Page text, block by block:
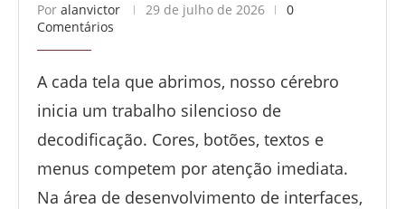
Por alanvictor 29 de julho de 2026
0
Comentários
A cada tela que abrimos, nosso cérebro
inicia um trabalho silencioso de
decodificação. Cores, botões, textos e
menus competem por atenção imediata.
Na área de desenvolvimento de interfaces,